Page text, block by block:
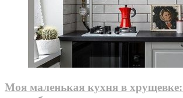
Моя маленькая кухня в